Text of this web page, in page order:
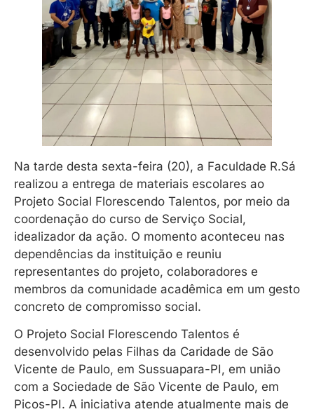
Na tarde desta sexta-feira (20), a Faculdade R.Sá
realizou a entrega de materiais escolares ao
Projeto Social Florescendo Talentos, por meio da
coordenação do curso de Serviço Social,
idealizador da ação. O momento aconteceu nas
dependências da instituição e reuniu
representantes do projeto, colaboradores e
membros da comunidade acadêmica em um gesto
concreto de compromisso social.
O Projeto Social Florescendo Talentos é
desenvolvido pelas Filhas da Caridade de São
Vicente de Paulo, em Sussuapara-PI, em união
com a Sociedade de São Vicente de Paulo, em
Picos-PI. A iniciativa atende atualmente mais de